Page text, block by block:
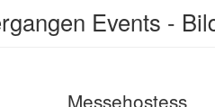
Events -
Messehostess